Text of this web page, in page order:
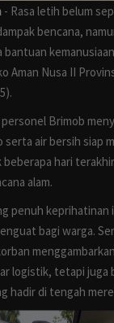
- Rasa letih belum
bencana,
Aman Nusa II
personel Brimob
serta air bersih siap
beberapa hari
alam.
penuh
bagi warga.
logistik, tetapi juga
hadir di tengah